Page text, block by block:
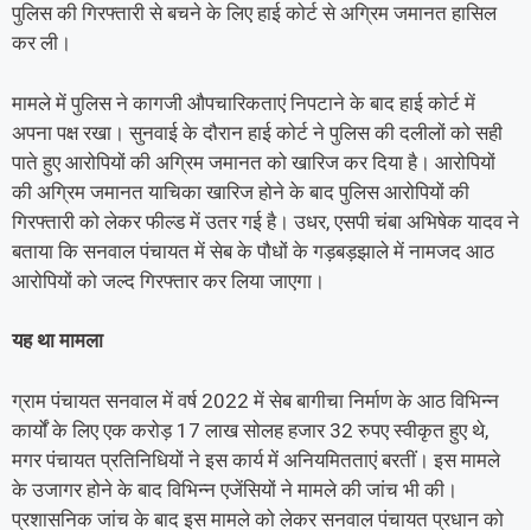
पुलिस की गिरफ्तारी से बचने के लिए हाई कोर्ट से अग्रिम जमानत हासिल
कर ली।
मामले में पुलिस ने कागजी औपचारिकताएं निपटाने के बाद हाई कोर्ट में
अपना पक्ष रखा। सुनवाई के दौरान हाई कोर्ट ने पुलिस की दलीलों को सही
पाते हुए आरोपियों की अग्रिम जमानत को खारिज कर दिया है। आरोपियों
की अग्रिम जमानत याचिका खारिज होने के बाद पुलिस आरोपियों की
गिरफ्तारी को लेकर फील्ड में उतर गई है। उधर, एसपी चंबा अभिषेक यादव ने
बताया कि सनवाल पंचायत में सेब के पौधों के गड़बड़झाले में नामजद आठ
आरोपियों को जल्द गिरफ्तार कर लिया जाएगा।
यह था मामला
ग्राम पंचायत सनवाल में वर्ष 2022 में सेब बागीचा निर्माण के आठ विभिन्न
कार्यों के लिए एक करोड़ 17 लाख सोलह हजार 32 रुपए स्वीकृत हुए थे,
मगर पंचायत प्रतिनिधियों ने इस कार्य में अनियमितताएं बरतीं। इस मामले
के उजागर होने के बाद विभिन्न एजेंसियों ने मामले की जांच भी की।
प्रशासनिक जांच के बाद इस मामले को लेकर सनवाल पंचायत प्रधान को